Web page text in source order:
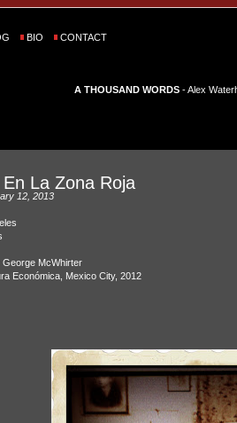
BIO CONTACT
A THOUSAND WORDS- Alex
La Zona Roja
12, 2013
McWhirter
Económica, Mexico City, 2012